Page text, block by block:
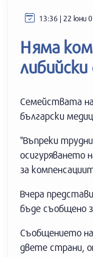
13:36 | 22 юни
Няма
либийски
Семействата
български
"Въпреки
осигуряването
за
Вчера
бъде съобщено
Съобщението
двете страни,